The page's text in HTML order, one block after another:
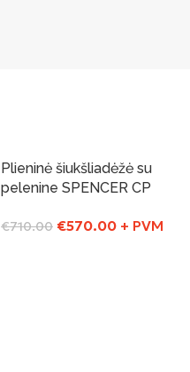
-20%
Plieninė šiukšliadėžė su
pelenine SPENCER CP
€710.00 €570.00 + PVM